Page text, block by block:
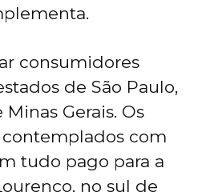
consumidores
de São Paulo,
Gerais. Os
contemplados com
tudo pago para a
no sul de